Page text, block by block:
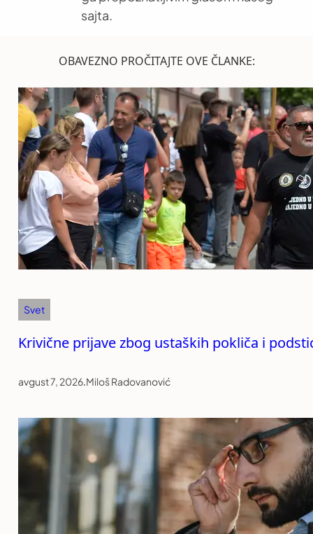
sajta.
OBAVEZNO PROČITAJTE OVE ČLANKE:
Svet
Krivične prijave zbog ustaških pokliča i
avgust 7, 2026.Miloš Radovanović